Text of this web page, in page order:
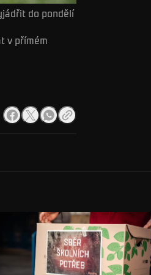
do pondělí
v přímém